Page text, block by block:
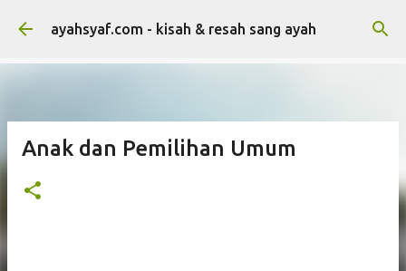
Skip to main content
ayahsyaf.com - kisah & resah sang ayah
Anak dan Pemilihan Umum